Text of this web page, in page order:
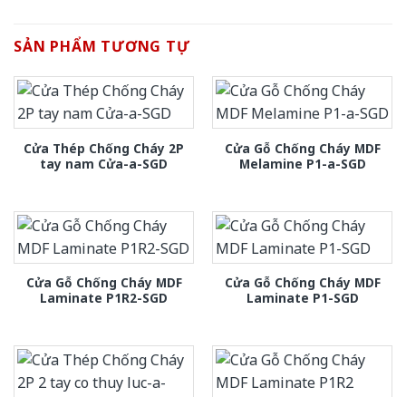
SẢN PHẨM TƯƠNG TỰ
Cửa Thép Chống Cháy 2P
tay nam Cửa-a-SGD
Cửa Gỗ Chống Cháy MDF
Melamine P1-a-SGD
Cửa Gỗ Chống Cháy MDF
Laminate P1R2-SGD
Cửa Gỗ Chống Cháy MDF
Laminate P1-SGD